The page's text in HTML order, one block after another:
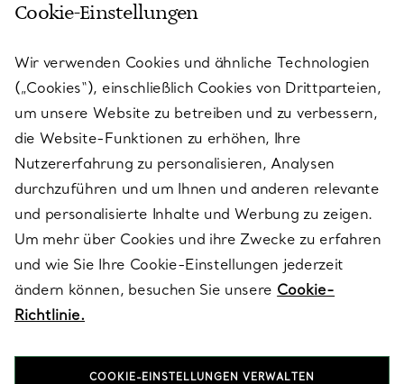
KUNDENSERVICE
SERVICES
ÜBER TIFFANY & CO.
RECHTLICHE HINWEISE
FOLGEN SIE UNS
Cookie-Einstellungen
Wir verwenden Cookies und ähnliche Technologien
(„Cookies“), einschließlich Cookies von Drittparteien,
um unsere Website zu betreiben und zu verbessern,
die Website-Funktionen zu erhöhen, Ihre
Nutzererfahrung zu personalisieren, Analysen
durchzuführen und um Ihnen und anderen relevante
und personalisierte Inhalte und Werbung zu zeigen.
Um mehr über Cookies und ihre Zwecke zu erfahren
und wie Sie Ihre Cookie-Einstellungen jederzeit
ändern können, besuchen Sie unsere Cookie-
Richtlinie.
COOKIE-EINSTELLUNGEN VERWALTEN